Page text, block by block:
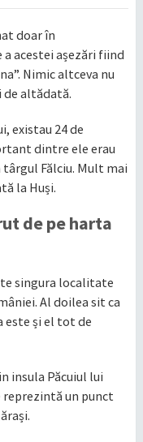
doar în
acestei așezări fiind
Nimic altceva nu
de altădată.
existau 24 de
dintre ele erau
Fălciu. Mult mai
la Huși.
de pe harta
singura localitate
Al doilea sit ca
este și el tot de
insula Păcuiul lui
reprezintă un punct